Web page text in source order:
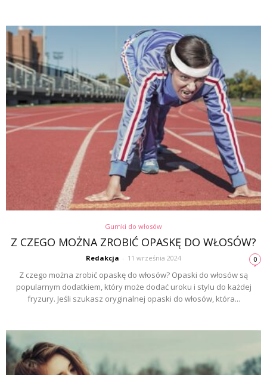
Gumki do włosów
Z CZEGO MOŻNA ZROBIĆ OPASKĘ DO WŁOSÓW?
Redakcja - 11 września 2024 0
Z czego można zrobić opaskę do włosów? Opaski do włosów są
popularnym dodatkiem, który może dodać uroku i stylu do każdej
fryzury. Jeśli szukasz oryginalnej opaski do włosów, która...